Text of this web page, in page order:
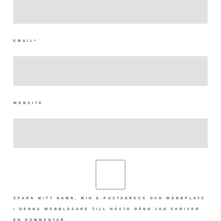
EMAIL *
WEBSITE
SPARA MITT NAMN, MIN E-POSTADRESS OCH WEBBPLATS
I DENNA WEBBLÄSARE TILL NÄSTA GÅNG JAG SKRIVER
EN KOMMENTAR.